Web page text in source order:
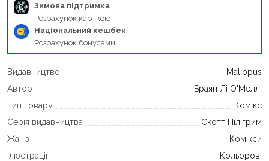
Зимова підтримка
Розрахунок карткою
Національний кешбек
Розрахунок бонусами
Видавництво
Mal'opus
Автор
Браян Лі О'Меллі
Тип товару
Комікс
Серія видавництва
Скотт Пілігрим
Жанр
Комікси
Ілюстрації
Кольорові